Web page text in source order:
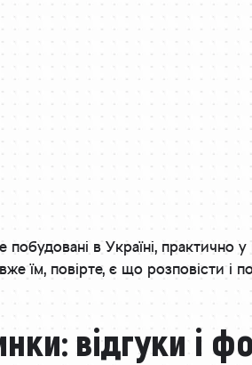
побудовані в Україні, практично
їм, повірте, є що розповісти і
відгуки і